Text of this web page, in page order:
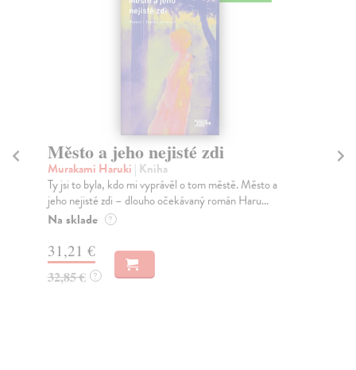
Město a jeho nejisté zdi
Murakami Haruki | Kniha
Ty jsi to byla, kdo mi vyprávěl o tom městě. Město a
jeho nejisté zdi – dlouho očekávaný román Haru...
Na sklade ?
31,21 €
32,85 € ?